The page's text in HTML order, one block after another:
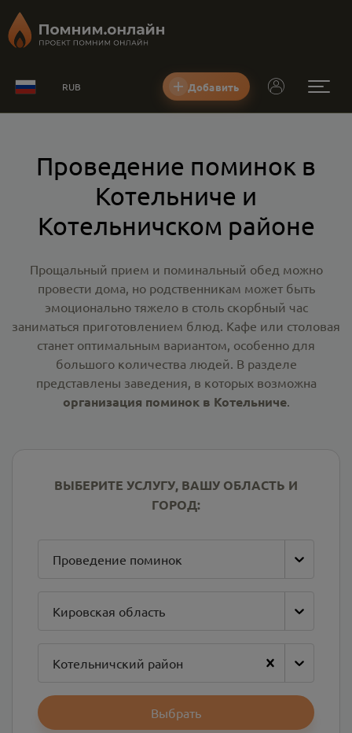
RUB Добавить
Проведение поминок в
Котельниче и
Котельничском районе
Прощальный прием и поминальный обед можно
провести дома, но родственникам может быть
эмоционально тяжело в столь скорбный час
заниматься приготовлением блюд. Кафе или столовая
станет оптимальным вариантом, особенно для
большого количества людей. В разделе
представлены заведения, в которых возможна
организация поминок в Котельниче.
ВЫБЕРИТЕ УСЛУГУ, ВАШУ ОБЛАСТЬ И
ГОРОД:
Проведение поминок
Кировская область
Котельничский район
Выбрать